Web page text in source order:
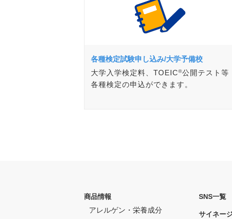
各種検定試験申し込み/大学予備校
大学入学検定料、TOEIC®公開テスト等
各種検定の申込ができます。
商品情報
アレルゲン・栄養成分
SNS一覧
サイネー